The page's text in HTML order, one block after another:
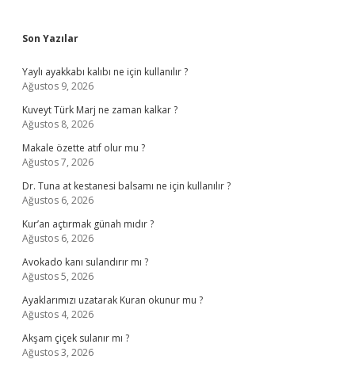
Sidebar
Son Yazılar
Yaylı ayakkabı kalıbı ne için kullanılır ?
Ağustos 9, 2026
Kuveyt Türk Marj ne zaman kalkar ?
Ağustos 8, 2026
Makale özette atıf olur mu ?
Ağustos 7, 2026
Dr. Tuna at kestanesi balsamı ne için kullanılır ?
Ağustos 6, 2026
Kur’an açtırmak günah mıdır ?
Ağustos 6, 2026
Avokado kanı sulandırır mı ?
Ağustos 5, 2026
Ayaklarımızı uzatarak Kuran okunur mu ?
Ağustos 4, 2026
Akşam çiçek sulanır mı ?
Ağustos 3, 2026